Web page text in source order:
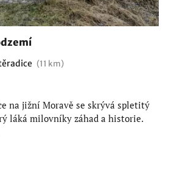
(11 km)
na jižní Moravě se skrývá spletitý
láká milovníky záhad a historie.